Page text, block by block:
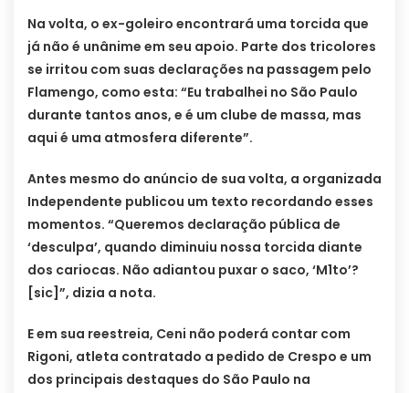
Na volta, o ex-goleiro encontrará uma torcida que
já não é unânime em seu apoio. Parte dos tricolores
se irritou com suas declarações na passagem pelo
Flamengo, como esta: “Eu trabalhei no São Paulo
durante tantos anos, e é um clube de massa, mas
aqui é uma atmosfera diferente”.
Antes mesmo do anúncio de sua volta, a organizada
Independente publicou um texto recordando esses
momentos. “Queremos declaração pública de
‘desculpa’, quando diminuiu nossa torcida diante
dos cariocas. Não adiantou puxar o saco, ‘M1to’?
[sic]”, dizia a nota.
E em sua reestreia, Ceni não poderá contar com
Rigoni, atleta contratado a pedido de Crespo e um
dos principais destaques do São Paulo na